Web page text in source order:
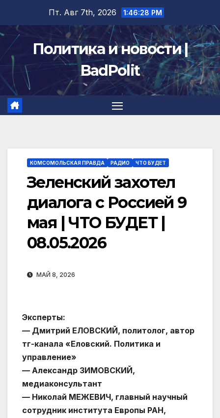
содержимому
Пт. Авг 7th, 2026 1:46:28 PM
Политика и новости |
BadPolit
КОМСОМОЛЬСКАЯ ПРАВДА РАДИО ЧТО БУДЕТ
Зеленский захотел
диалога с Россией 9
мая | ЧТО БУДЕТ |
08.05.2026
МАЙ 8, 2026
Эксперты:
— Дмитрий ЕЛОВСКИЙ, политолог, автор
тг-канала «Еловский. Политика и
управление»
— Александр ЗИМОВСКИЙ,
медиаконсультант
— Николай МЕЖЕВИЧ, главный научный
сотрудник института Европы РАН,